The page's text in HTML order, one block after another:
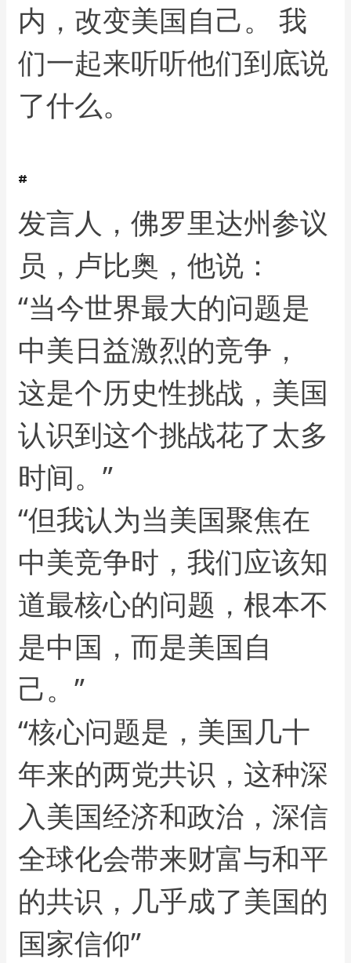
内，改变美国自己。 我
们一起来听听他们到底说
了什么。
#
发言人，佛罗里达州参议
员，卢比奥，他说：
“当今世界最大的问题是
中美日益激烈的竞争，
这是个历史性挑战，美国
认识到这个挑战花了太多
时间。”
“但我认为当美国聚焦在
中美竞争时，我们应该知
道最核心的问题，根本不
是中国，而是美国自
己。”
“核心问题是，美国几十
年来的两党共识，这种深
入美国经济和政治，深信
全球化会带来财富与和平
的共识，几乎成了美国的
国家信仰”